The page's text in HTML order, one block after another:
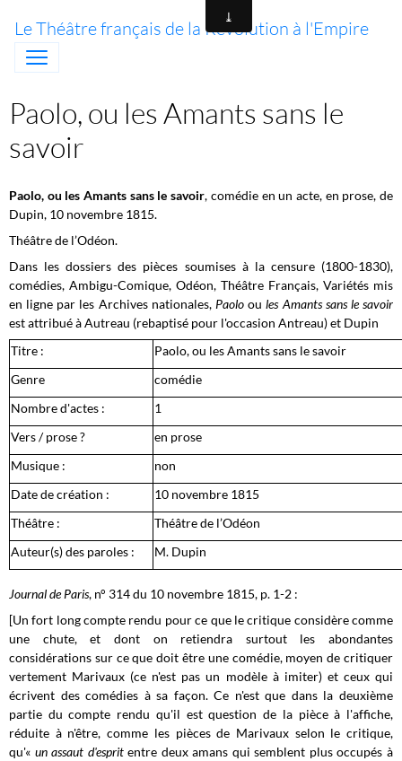
Le Théâtre français de la Révolution à l'Empire
Paolo, ou les Amants sans le
savoir
Paolo, ou les Amants sans le savoir, comédie en un acte, en prose, de
Dupin, 10 novembre 1815.
Théâtre de l’Odéon.
Dans les dossiers des pièces soumises à la censure (1800-1830),
comédies, Ambigu-Comique, Odéon, Théâtre Français, Variétés mis
en ligne par les Archives nationales, Paolo oules Amants sans le savoir
est attribué à Autreau (rebaptisé pour l'occasion Antreau) et Dupin
Titre :
Paolo, ou les Amants sans le savoir
Genre
comédie
Nombre d'actes :
1
Vers / prose ?
en prose
Musique :
non
Date de création :
10 novembre 1815
Théâtre :
Théâtre de l’Odéon
Auteur(s) des paroles :
M. Dupin
Journal de Paris, n° 314 du 10 novembre 1815, p. 1-2 :
[Un fort long compte rendu pour ce que le critique considère comme
une chute, et dont on retiendra surtout les abondantes
considérations sur ce que doit être une comédie, moyen de critiquer
vertement Marivaux (ce n'est pas un modèle à imiter) et ceux qui
écrivent des comédies à sa façon. Ce n'est que dans la deuxième
partie du compte rendu qu'il est question de la pièce à l'affiche,
réduite à n'être, comme les pièces de Marivaux selon le critique,
qu'« un assaut d'espritentre deux amans qui semblent plus occupés à